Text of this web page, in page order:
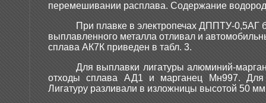
перемешивании расплава. Содержание
При плавке в электропечах ДППТУ-0,5АГ
выплавленного металла отливал и
сплава АК7К приведен в табл. 3.
Для выплавки лигатуры алюминий-
отходы сплава АД1 и марганец Мн997. Для
Лигатуру разливали в изложницы высотой 50